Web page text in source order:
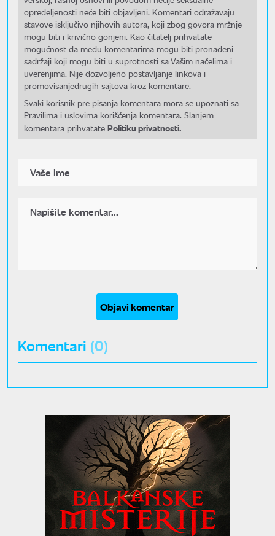
opredeljenosti neće biti objavljeni. Komentari odražavaju
stavove isključivo njihovih autora, koji zbog govora mržnje
mogu biti i krivično gonjeni. Kao čitatelj prihvatate
mogućnost da među komentarima mogu biti pronađeni
sadržaji koji mogu biti u suprotnosti sa Vašim načelima i
uverenjima. Nije dozvoljeno postavljanje linkova i
promovisanjedrugih sajtova kroz komentare.
Svaki korisnik pre pisanja komentara mora se upoznati sa
Pravilima i uslovima korišćenja komentara. Slanjem
komentara prihvatate Politiku privatnosti.
Objavi komentar
Komentari (0)